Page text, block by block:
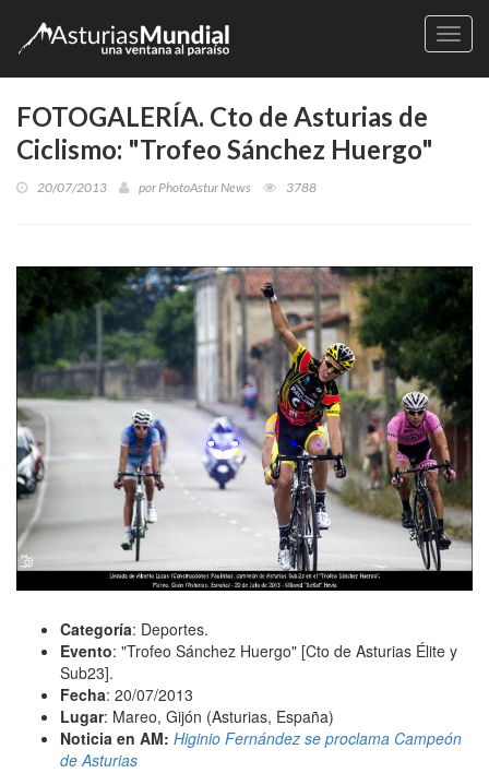
FOTOGALERÍA. Cto de Asturias de
Ciclismo: "Trofeo Sánchez Huergo"
20/07/2013 porPhotoAstur News 3788
Categoría: Deportes.
Evento: "Trofeo Sánchez Huergo" [Cto de Asturias Élite y
Sub23].
Fecha: 20/07/2013
Lugar: Mareo, Gijón (Asturias, España)
Noticia en AM: Higinio Fernández se proclama Campeón
de Asturias